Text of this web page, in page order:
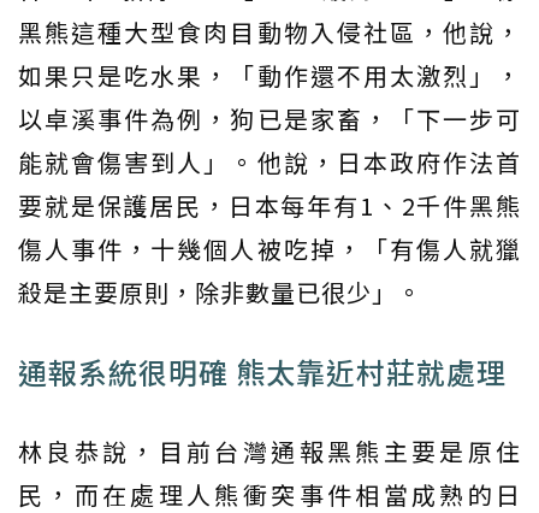
黑熊這種大型食肉目動物入侵社區，他說，
如果只是吃水果，「動作還不用太激烈」，
以卓溪事件為例，狗已是家畜，「下一步可
能就會傷害到人」。他說，日本政府作法首
要就是保護居民，日本每年有1、2千件黑熊
傷人事件，十幾個人被吃掉，「有傷人就獵
殺是主要原則，除非數量已很少」。
通報系統很明確 熊太靠近村莊就處理
林良恭說，目前台灣通報黑熊主要是原住
民，而在處理人熊衝突事件相當成熟的日